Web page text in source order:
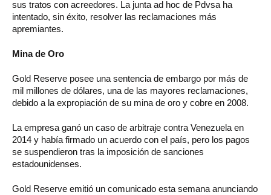
sus tratos con acreedores. La junta ad hoc de Pdvsa ha
intentado, sin éxito, resolver las reclamaciones más
apremiantes.
Mina de Oro
Gold Reserve posee una sentencia de embargo por más de
mil millones de dólares, una de las mayores reclamaciones,
debido a la expropiación de su mina de oro y cobre en 2008.
La empresa ganó un caso de arbitraje contra Venezuela en
2014 y había firmado un acuerdo con el país, pero los pagos
se suspendieron tras la imposición de sanciones
estadounidenses.
Gold Reserve emitió un comunicado esta semana anunciando